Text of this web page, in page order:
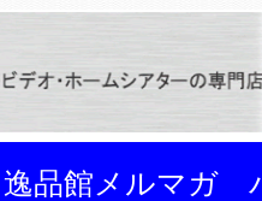
逸品館メルマガ